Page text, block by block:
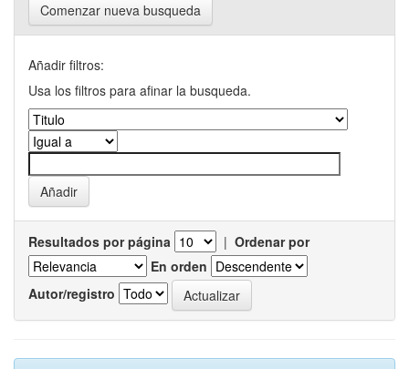
Comenzar nueva busqueda
Añadir filtros:
Usa los filtros para afinar la busqueda.
Resultados por página | Ordenar por
En orden
Autor/registro